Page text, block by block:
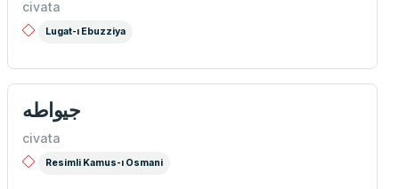
civata
Lugat-ı Ebuzziya
جیواطه
civata
Resimli Kamus-ı Osmani